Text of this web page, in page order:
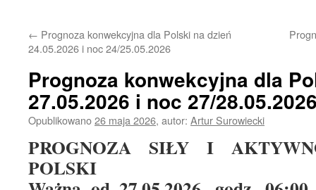
← Prognoza konwekcyjna dla Polski na dzień
24.05.2026 i noc 24/25.05.2026
Prognoza konwekcyjna dla
27.05.2026 i noc 27/
Opublikowano26 maja 2026, autor: Artur Surowiecki
PROGNOZA SIŁY I
POLSKI